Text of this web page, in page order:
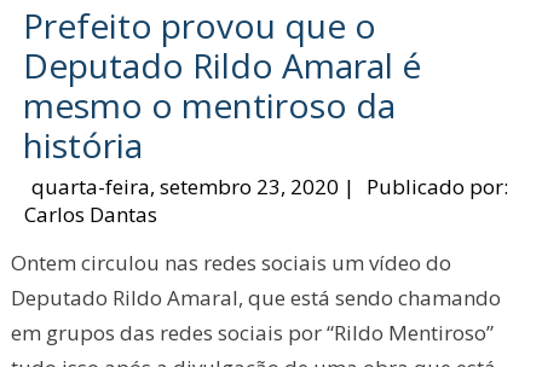
Prefeito provou que o
Deputado Rildo Amaral é
mesmo o mentiroso da
história
quarta-feira, setembro 23, 2020 |
Publicado por:
Carlos Dantas
Ontem circulou nas redes sociais um vídeo do
Deputado Rildo Amaral, que está sendo chamando
em grupos das redes sociais por “Rildo Mentiroso”